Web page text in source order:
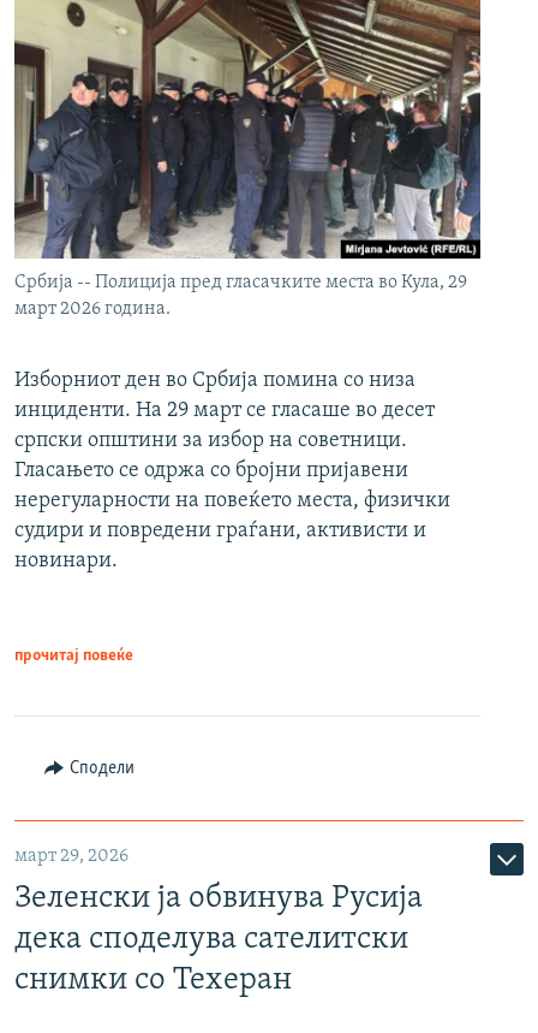
Србија -- Полиција пред гласачките места во Кула, 29
март 2026 година.
Изборниот ден во Србија помина со низа
инциденти. На 29 март се гласаше во десет
српски општини за избор на советници.
Гласањето се одржа со бројни пријавени
нерегуларности на повеќето места, физички
судири и повредени граѓани, активисти и
новинари.
прочитај повеќе
Сподели
март 29, 2026
Зеленски ја обвинува Русија
дека споделува сателитски
снимки со Техеран